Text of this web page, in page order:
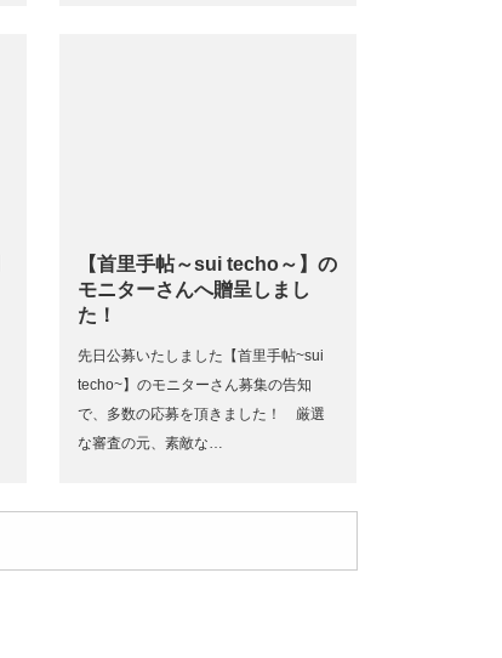
【首里手帖～sui techo～】の
モニターさんへ贈呈しまし
た！
先日公募いたしました【首里手帖~sui
techo~】のモニターさん募集の告知
で、多数の応募を頂きました！ 厳選
な審査の元、素敵な…